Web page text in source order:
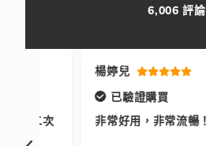
6,006 評論
已驗證購買
非常好用，非常流暢！